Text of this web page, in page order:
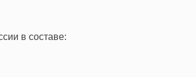
в составе: